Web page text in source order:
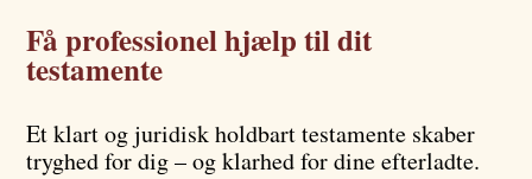
Få professionel hjælp til dit
testamente
Et klart og juridisk holdbart testamente skaber
tryghed for dig – og klarhed for dine efterladte.